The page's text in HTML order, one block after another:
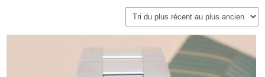
plus
récent
au
plus
ancien